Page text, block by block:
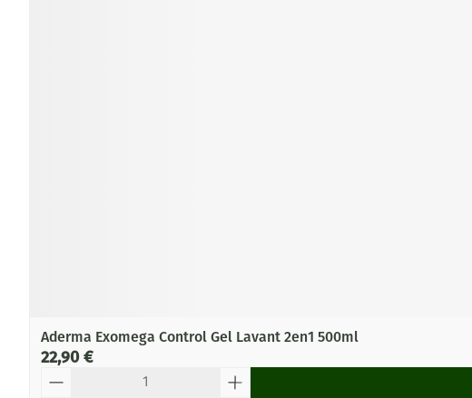
Aderma Exomega Control Gel Lavant 2en1 500ml
22,90 €